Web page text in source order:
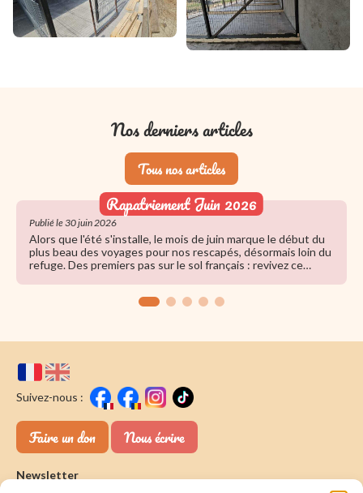
Nos derniers articles
Tous nos articles
Rapatriement Juin 2026
Publié le 30 juin 2026
Alors que l'été s'installe, le mois de juin marque le début du
plus beau des voyages pour nos rescapés, désormais loin du
refuge. Des premiers pas sur le sol français : revivez ce
Suivez-nous :
Faire un don Nous écrire
Newsletter